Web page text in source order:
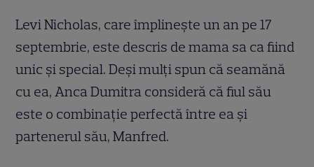
Levi Nicholas, care împlinește un an pe 17
septembrie, este descris de mama sa ca fiind
unic și special. Deși mulți spun că seamănă
cu ea, Anca Dumitra consideră că fiul său
este o combinație perfectă între ea și
partenerul său, Manfred.